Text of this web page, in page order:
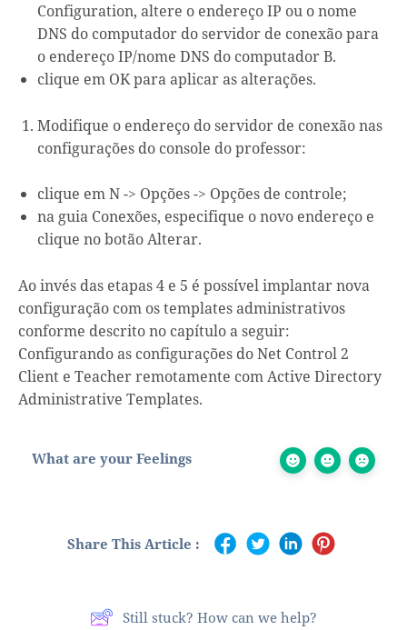
Configuration, altere o endereço IP ou o nome
DNS do computador do servidor de conexão para
o endereço IP/nome DNS do computador B.
clique em OK para aplicar as alterações.
Modifique o endereço do servidor de conexão nas
configurações do console do professor:
clique em N -> Opções -> Opções de controle;
na guia Conexões, especifique o novo endereço e
clique no botão Alterar.
Ao invés das etapas 4 e 5 é possível implantar nova
configuração com os templates administrativos
conforme descrito no capítulo a seguir:
Configurando as configurações do Net Control 2
Client e Teacher remotamente com Active Directory
Administrative Templates.
What are your Feelings
Share This Article :
Still stuck? How can we help?